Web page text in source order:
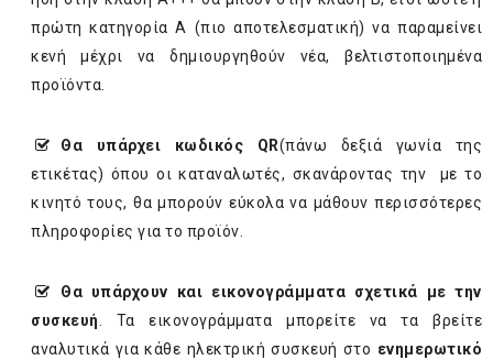
πρώτη κατηγορία Α (πιο αποτελεσματική) να παραμείνει
κενή μέχρι να δημιουργηθούν νέα, βελτιστοποιημένα
προϊόντα.
Θα υπάρχει κωδικός QR(πάνω δεξιά γωνία της
ετικέτας) όπου οι καταναλωτές, σκανάροντας την με το
κινητό τους, θα μπορούν εύκολα να μάθουν περισσότερες
πληροφορίες για το προϊόν.
Θα υπάρχουν και εικονογράμματα σχετικά με την
συσκευή. Τα εικονογράμματα μπορείτε να τα βρείτε
αναλυτικά για κάθε ηλεκτρική συσκευή στο ενημερωτικό